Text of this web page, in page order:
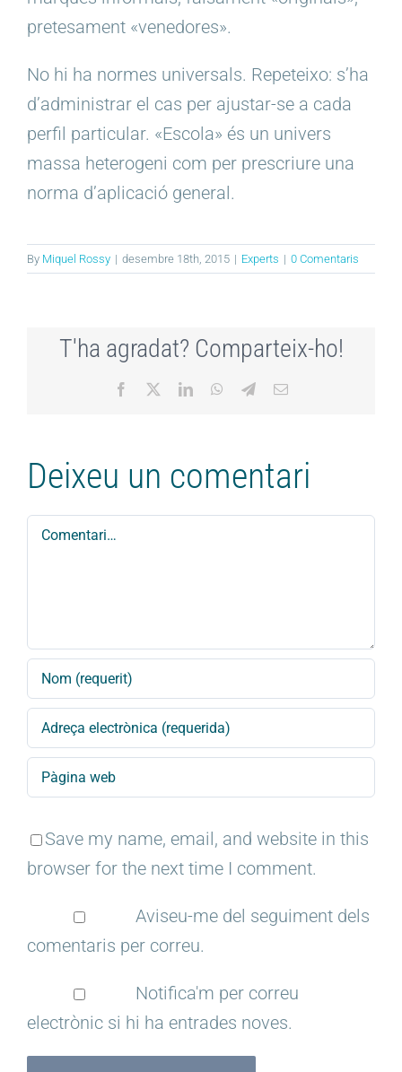
pretesament «venedores».
No hi ha normes universals. Repeteixo: s’ha
d’administrar el cas per ajustar-se a cada
perfil particular. «Escola» és un univers
massa heterogeni com per prescriure una
norma d’aplicació general.
By Miquel Rossy | desembre 18th, 2015 | Experts | 0 Comentaris
T'ha agradat? Comparteix-ho!
Facebook LinkedInWhatsApp
TelegramEmail:
Deixeu un comentari
Comment
Save my name, email, and website in this
browser for the next time I comment.
Aviseu-me del seguiment dels
comentaris per correu.
Notifica'm per correu
electrònic si hi ha entrades noves.